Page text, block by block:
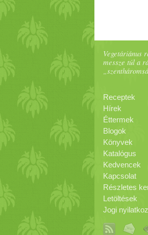
Vegetáriánus
messze túl a
Receptek
Hírek
Éttermek
Blogok
Könyvek
Katalógus
Kedvencek
Kapcsolat
Részletes
Letöltések
Jogi